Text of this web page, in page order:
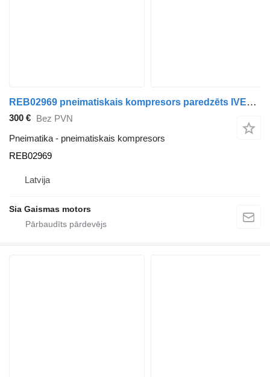
REB02969 pneimatiskais kompresors paredzēts IVECO vilcēja
300 € Bez PVN
Pneimatika - pneimatiskais kompresors
REB02969
Latvija
Sia Gaismas motors